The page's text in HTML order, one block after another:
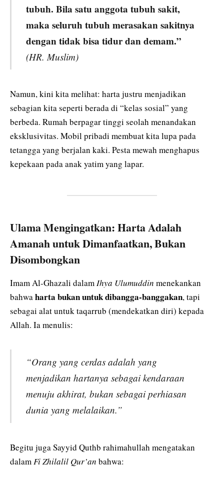
tubuh. Bila satu anggota tubuh sakit,
maka seluruh tubuh merasakan sakitnya
dengan tidak bisa tidur dan demam.”
(HR. Muslim)
Namun, kini kita melihat: harta justru menjadikan
sebagian kita seperti berada di “kelas sosial” yang
berbeda. Rumah berpagar tinggi seolah menandakan
eksklusivitas. Mobil pribadi membuat kita lupa pada
tetangga yang berjalan kaki. Pesta mewah menghapus
kepekaan pada anak yatim yang lapar.
Ulama Mengingatkan: Harta Adalah
Amanah untuk Dimanfaatkan, Bukan
Disombongkan
Imam Al-Ghazali dalamIhya Ulumuddin menekankan
bahwaharta bukan untuk dibangga-banggakan, tapi
sebagai alat untuk taqarrub (mendekatkan diri) kepada
Allah. Ia menulis:
“Orang yang cerdas adalah yang
menjadikan hartanya sebagai kendaraan
menuju akhirat, bukan sebagai perhiasan
dunia yang melalaikan.”
Begitu juga Sayyid Quthb rahimahullah mengatakan
dalamFi Zhilalil Qur’an bahwa: